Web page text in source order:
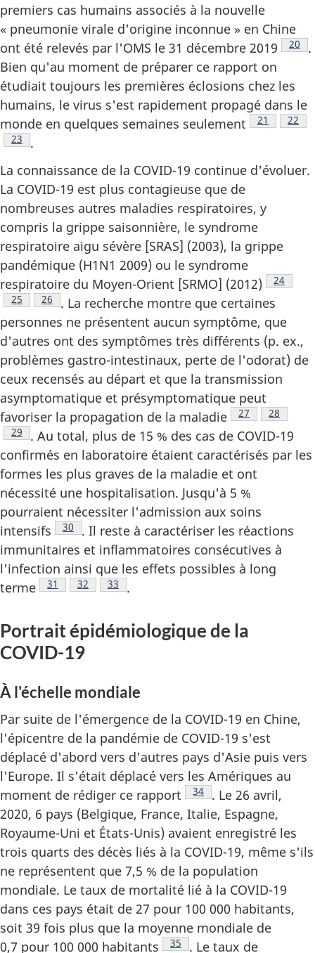
premiers cas humains associés à la nouvelle
« pneumonie virale d'origine inconnue » en Chine
ont été relevés par l'OMS le 31 décembre 2019
Note
20
.
Bien qu'au moment de préparer ce rapport on
étudiait toujours les premières éclosions chez les
humains, le virus s'est rapidement propagé dans le
monde en quelques semaines seulement
Note de
21 Note
22
Note de bas de page
23
.
La connaissance de la COVID-19 continue d'évoluer.
La COVID-19 est plus contagieuse que de
nombreuses autres maladies respiratoires, y
compris la grippe saisonnière, le syndrome
respiratoire aigu sévère [SRAS] (2003), la grippe
pandémique (H1N1 2009) ou le syndrome
respiratoire du Moyen-Orient [SRMO] (2012)
Note de
24
Note de bas de page
25 Note de bas de page
26
. La recherche montre que certaines
personnes ne présentent aucun symptôme, que
d'autres ont des symptômes très différents (p. ex.,
problèmes gastro-intestinaux, perte de l'odorat) de
ceux recensés au départ et que la transmission
asymptomatique et présymptomatique peut
favoriser la propagation de la maladie
Note de bas de
27 Note de
28
Note de bas de page
29
. Au total, plus de 15 % des cas de COVID-19
confirmés en laboratoire étaient caractérisés par les
formes les plus graves de la maladie et ont
nécessité une hospitalisation. Jusqu'à 5 %
pourraient nécessiter l'admission aux soins
intensifs
Note de bas de page
30
. Il reste à caractériser les réactions
immunitaires et inflammatoires consécutives à
l'infection ainsi que les effets possibles à long
terme
Note de bas de page
31 Note de bas de page
32 Note de bas de page
33 .
Portrait épidémiologique de la
COVID-19
À l'échelle mondiale
Par suite de l'émergence de la COVID-19 en Chine,
l'épicentre de la pandémie de COVID-19 s'est
déplacé d'abord vers d'autres pays d'Asie puis vers
l'Europe. Il s'était déplacé vers les Amériques au
moment de rédiger ce rapport
Note de bas de page
34
. Le 26 avril,
2020, 6 pays (Belgique, France, Italie, Espagne,
Royaume-Uni et États-Unis) avaient enregistré les
trois quarts des décès liés à la COVID-19, même s'ils
ne représentent que 7,5 % de la population
mondiale. Le taux de mortalité lié à la COVID-19
dans ces pays était de 27 pour 100 000 habitants,
soit 39 fois plus que la moyenne mondiale de
0,7 pour 100 000 habitants
Note de bas de page
35 . Le taux de